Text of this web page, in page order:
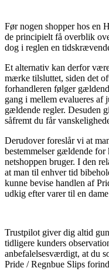
Før nogen shopper hos en
de principielt få overblik
dog i reglen en
Et alternativ kan derfor
mærke tilsluttet, siden det
forhandleren følger
gang i mellem evalueres af
gældende regler. Desuden
såfremt du får
Derudover foreslår vi at
bestemmelser gældende
netshoppen bruger. I den
at man til enhver tid
kunne bevise handlen af
udkig efter varer til en
Trustpilot giver dig altid
tidligere kunders
anbefalelsesværdigt, at du
Pride / Regnbue Slips